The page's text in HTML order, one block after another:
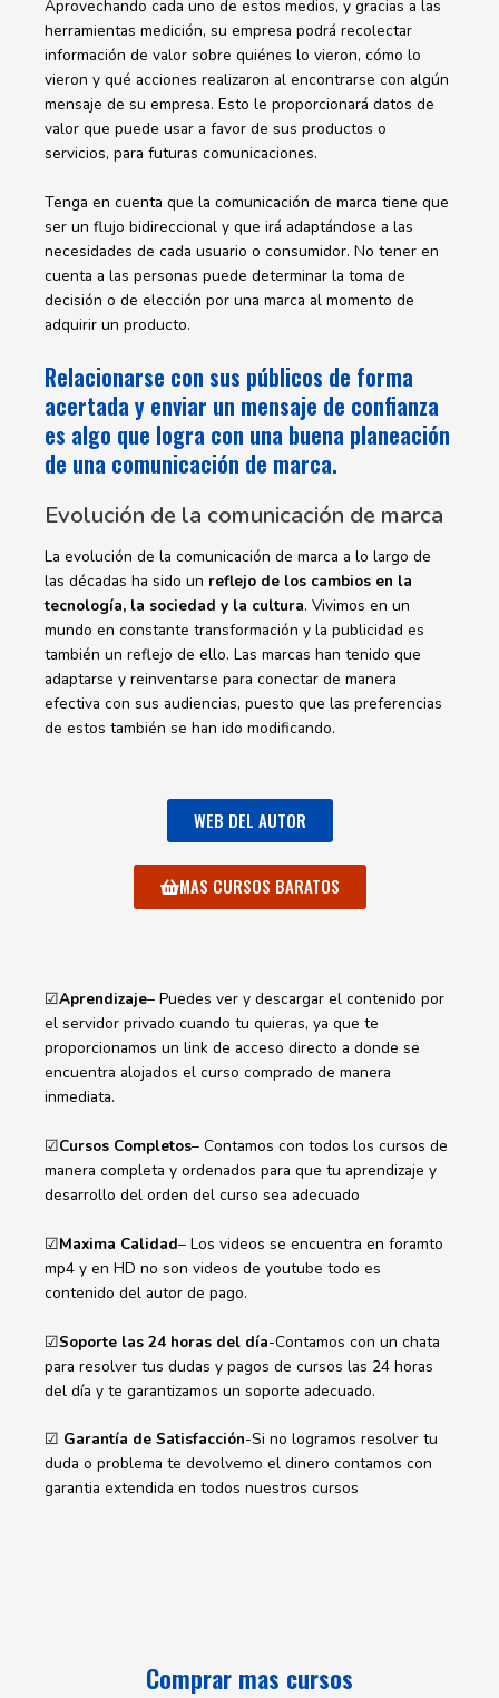
Aprovechando cada uno de estos medios, y gracias a las
herramientas medición, su empresa podrá recolectar
información de valor sobre quiénes lo vieron, cómo lo
vieron y qué acciones realizaron al encontrarse con algún
mensaje de su empresa. Esto le proporcionará datos de
valor que puede usar a favor de sus productos o
servicios, para futuras comunicaciones.
Tenga en cuenta que la comunicación de marca tiene que
ser un flujo bidireccional y que irá adaptándose a las
necesidades de cada usuario o consumidor. No tener en
cuenta a las personas puede determinar la toma de
decisión o de elección por una marca al momento de
adquirir un producto.
Relacionarse con sus públicos de forma
acertada y enviar un mensaje de confianza
es algo que logra con una buena planeación
de una comunicación de marca.
Evolución de la comunicación de marca
La evolución de la comunicación de marca a lo largo de
las décadas ha sido un reflejo de los cambios en la
tecnología, la sociedad y la cultura. Vivimos en un
mundo en constante transformación y la publicidad es
también un reflejo de ello. Las marcas han tenido que
adaptarse y reinventarse para conectar de manera
efectiva con sus audiencias, puesto que las preferencias
de estos también se han ido modificando.
WEB DEL AUTOR
MAS CURSOS BARATOS
☑Aprendizaje– Puedes ver y descargar el contenido por
el servidor privado cuando tu quieras, ya que te
proporcionamos un link de acceso directo a donde se
encuentra alojados el curso comprado de manera
inmediata.
☑Cursos Completos– Contamos con todos los cursos de
manera completa y ordenados para que tu aprendizaje y
desarrollo del orden del curso sea adecuado
☑Maxima Calidad– Los videos se encuentra en foramto
mp4 y en HD no son videos de youtube todo es
contenido del autor de pago.
☑Soporte las 24 horas del día-Contamos con un chata
para resolver tus dudas y pagos de cursos las 24 horas
del día y te garantizamos un soporte adecuado.
☑ Garantía de Satisfacción-Si no logramos resolver tu
duda o problema te devolvemo el dinero contamos con
garantia extendida en todos nuestros cursos
Comprar mas cursos